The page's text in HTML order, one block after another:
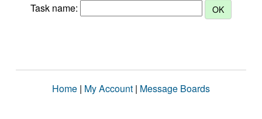
Task name:
Home | My Account | Message Boards